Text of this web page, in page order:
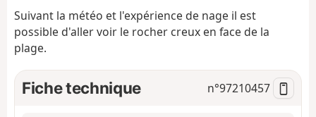
Suivant la météo et l'expérience de nage il est
possible d'aller voir le rocher creux en face de la
plage.
Fiche technique n°97210457